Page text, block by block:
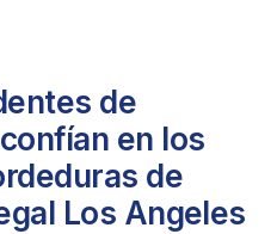
de
en los
de
Los Angeles